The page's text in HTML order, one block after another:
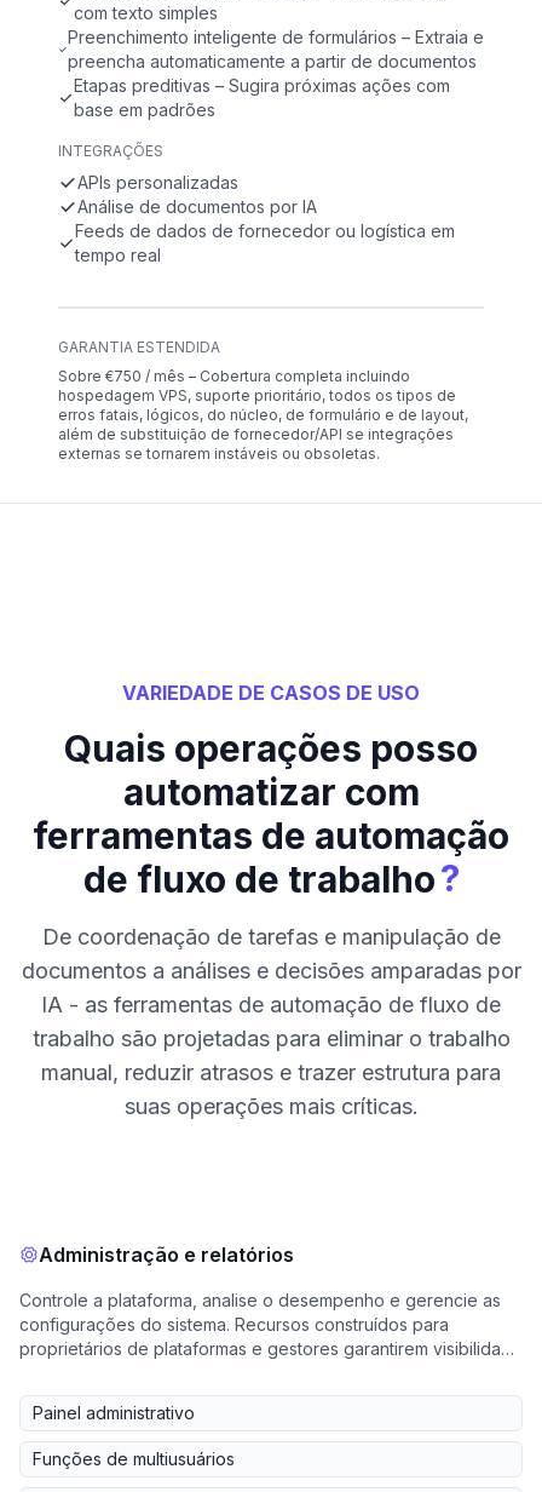
com texto simples
Preenchimento inteligente de formulários – Extraia e
preencha automaticamente a partir de documentos
Etapas preditivas – Sugira próximas ações com
base em padrões
INTEGRAÇÕES
APIs personalizadas
Análise de documentos por IA
Feeds de dados de fornecedor ou logística em
tempo real
GARANTIA ESTENDIDA
Sobre €750 / mês – Cobertura completa incluindo
hospedagem VPS, suporte prioritário, todos os tipos de
erros fatais, lógicos, do núcleo, de formulário e de layout,
além de substituição de fornecedor/API se integrações
externas se tornarem instáveis ou obsoletas.
VARIEDADE DE CASOS DE USO
Quais operações posso
automatizar com
ferramentas de automação
de fluxo de trabalho?
De coordenação de tarefas e manipulação de
documentos a análises e decisões amparadas por
IA - as ferramentas de automação de fluxo de
trabalho são projetadas para eliminar o trabalho
manual, reduzir atrasos e trazer estrutura para
suas operações mais críticas.
Administração e relatórios
Controle a plataforma, analise o desempenho e gerencie as
configurações do sistema. Recursos construídos para
proprietários de plataformas e gestores garantirem visibilidade
Painel administrativo
Funções de multiusuários